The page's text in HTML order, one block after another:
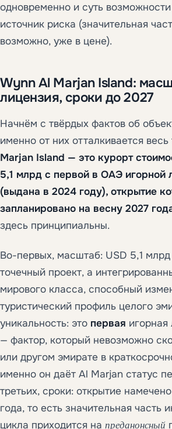
одновременно и суть
источник риска (значительная
возможно, уже в цене).
Wynn Al Marjan Island:
лицензия, сроки до 2027
Начнём с твёрдых фактов об
именно от них отталкивается весь
Marjan Island — это курорт
5,1 млрд с первой в ОАЭ игорной
(выдана в 2024 году), открытие
запланировано на весну 2027
здесь принципиальны.
Во-первых, масштаб: USD 5,1
точечный проект, а
мирового класса, способный
туристический профиль целого
уникальность: это первая игорная
— фактор, который невозможно
или другом эмирате в
именно он даёт Al Marjan статус
третьих, сроки: открытие
года, то есть значительная часть
цикла приходится на преданонсный